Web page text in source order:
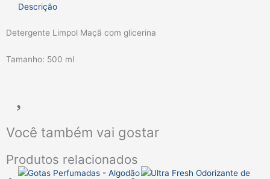
Descrição
Detergente Limpol Maçã com glicerina
Tamanho: 500 ml
Você também vai gostar
Produtos relacionados